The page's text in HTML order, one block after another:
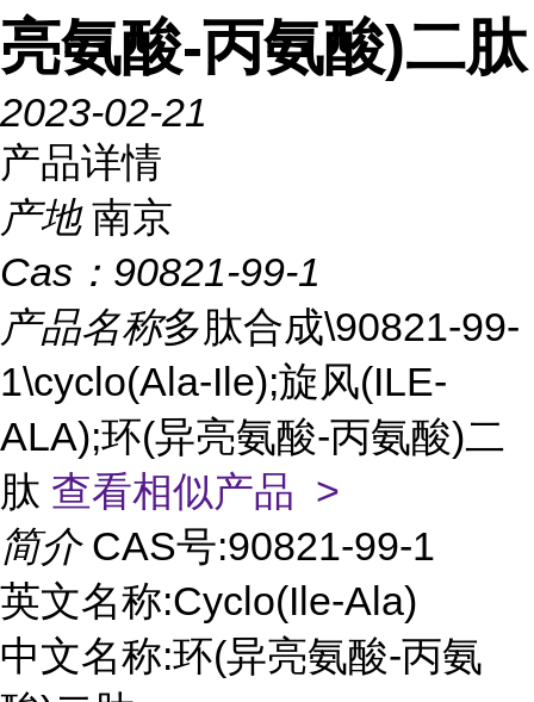
亮氨酸-丙氨酸)二肽
2023-02-21
产品详情
产地 南京
Cas： 90821-99-1
产品名称多肽合成\90821-99-
1\cyclo(Ala-Ile);旋风(ILE-
ALA);环(异亮氨酸-丙氨酸)二
肽 查看相似产品 >
简介 CAS号:90821-99-1
英文名称:Cyclo(Ile-Ala)
中文名称:环(异亮氨酸-丙氨